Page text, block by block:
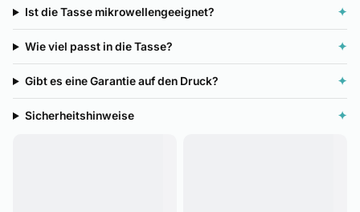
Ist die Tasse mikrowellengeeignet? ✦
Wie viel passt in die Tasse? ✦
Gibt es eine Garantie auf den Druck? ✦
Sicherheitshinweise ✦